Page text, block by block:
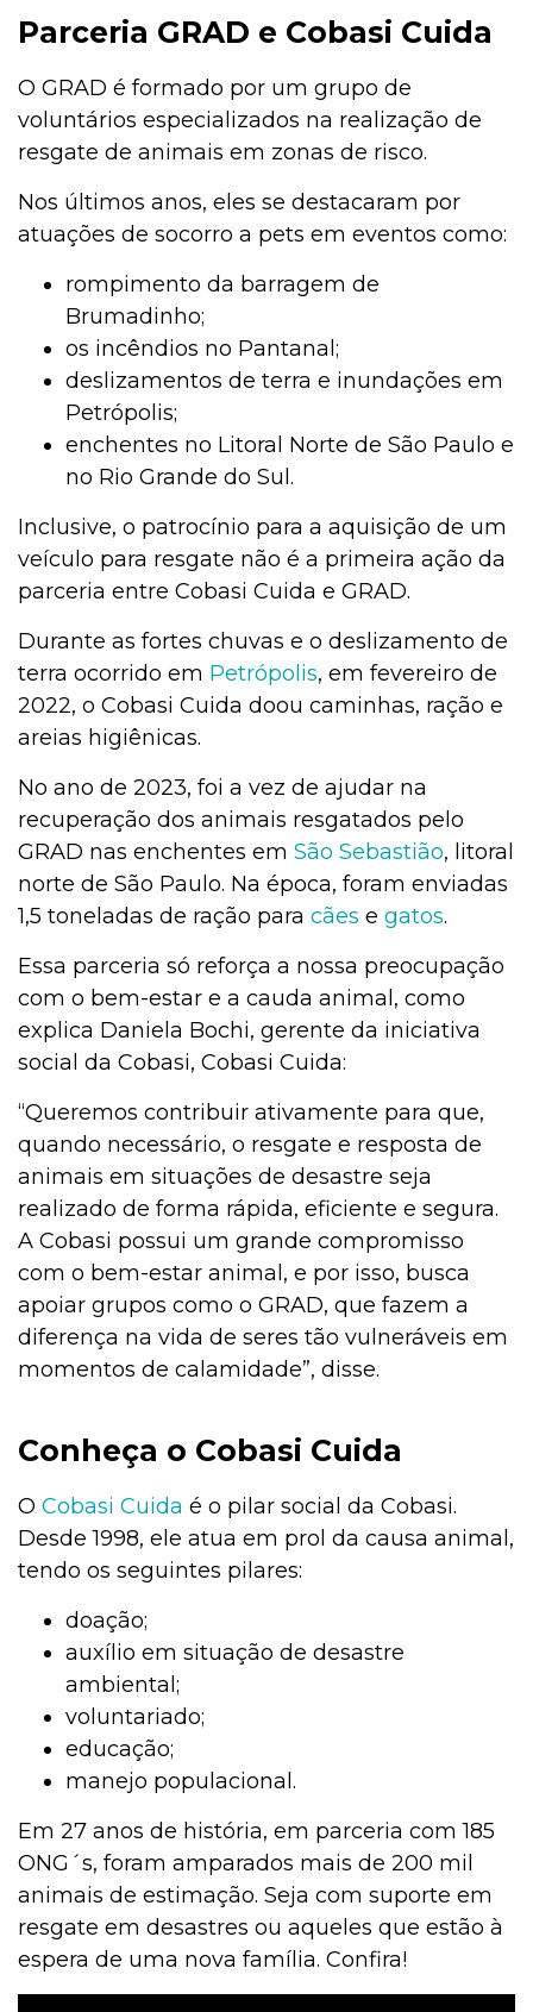
Parceria GRAD e Cobasi Cuida
O GRAD é formado por um grupo de
voluntários especializados na realização de
resgate de animais em zonas de risco.
Nos últimos anos, eles se destacaram por
atuações de socorro a pets em eventos como:
rompimento da barragem de
Brumadinho;
os incêndios no Pantanal;
deslizamentos de terra e inundações em
Petrópolis;
enchentes no Litoral Norte de São Paulo e
no Rio Grande do Sul.
Inclusive, o patrocínio para a aquisição de um
veículo para resgate não é a primeira ação da
parceria entre Cobasi Cuida e GRAD.
Durante as fortes chuvas e o deslizamento de
terra ocorrido em Petrópolis, em fevereiro de
2022, o Cobasi Cuida doou caminhas, ração e
areias higiênicas.
No ano de 2023, foi a vez de ajudar na
recuperação dos animais resgatados pelo
GRAD nas enchentes em São Sebastião, litoral
norte de São Paulo. Na época, foram enviadas
1,5 toneladas de ração para cães e gatos.
Essa parceria só reforça a nossa preocupação
com o bem-estar e a cauda animal, como
explica Daniela Bochi, gerente da iniciativa
social da Cobasi, Cobasi Cuida:
“Queremos contribuir ativamente para que,
quando necessário, o resgate e resposta de
animais em situações de desastre seja
realizado de forma rápida, eficiente e segura.
A Cobasi possui um grande compromisso
com o bem-estar animal, e por isso, busca
apoiar grupos como o GRAD, que fazem a
diferença na vida de seres tão vulneráveis em
momentos de calamidade”, disse.
Conheça o Cobasi Cuida
O Cobasi Cuida é o pilar social da Cobasi.
Desde 1998, ele atua em prol da causa animal,
tendo os seguintes pilares:
doação;
auxílio em situação de desastre
ambiental;
voluntariado;
educação;
manejo populacional.
Em 27 anos de história, em parceria com 185
ONG´s, foram amparados mais de 200 mil
animais de estimação. Seja com suporte em
resgate em desastres ou aqueles que estão à
espera de uma nova família. Confira!